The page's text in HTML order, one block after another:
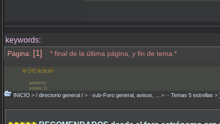
keywords:
Página: [1] * final de la última página, y fin de tema.*
astrons:
votos: 0
INICIO > / directorio general / > · sub-Foro general, avisos, ... > ·· Temas 5 estrellas >